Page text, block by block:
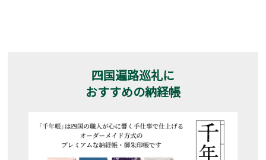
四国遍路巡礼に
おすすめの納経帳